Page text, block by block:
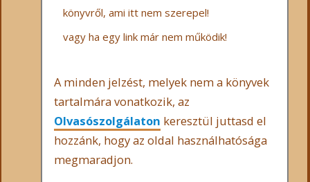
könyvről, ami itt nem szerepel!
vagy ha egy link már nem működik!
A minden jelzést, melyek nem a könyvek
tartalmára vonatkozik, az
Olvasószolgálaton keresztül juttasd el
hozzánk, hogy az oldal használhatósága
megmaradjon.